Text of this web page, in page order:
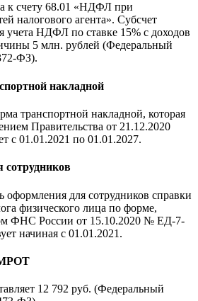
к счету 68.01 «НДФЛ при
налогового агента». Субсчет
учета НДФЛ по ставке 15% с доходов
5 млн. рублей (Федеральный
ФЗ).
накладной
транспортной накладной, которая
Правительства от 21.12.2020
с 01.01.2021 по 01.01.2027.
сотрудников
оформления для сотрудников справки
физического лица по форме,
ФНС России от 15.10.2020 № ЕД-7-
начиная с 01.01.2021.
МРОТ
12 792 руб. (Федеральный